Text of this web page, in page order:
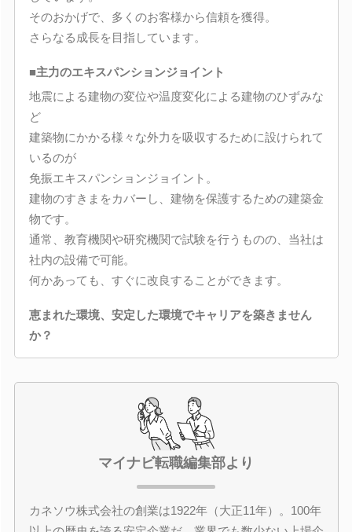
そのおかげで、多くのお客様から信頼を獲得。
さらなる成長を目指しています。
■主力のエキスパンションジョイント
地震による建物の変位や温度変化による建物のひずみな
ど
建築物にかかる様々な外力を吸収するために設けられて
いるのが
免振エキスパンションジョイント。
建物のすきまをカバーし、建物を保護するための建築金
物です。
通常、教育機関や研究機関で試験を行うものの、当社は
社内の設備で可能。
何かあっても、すぐに改良することができます。
恵まれた環境、安定した環境でキャリアを築きません
か？
マイナビ転職編集部より
カネソウ株式会社の創業は1922年（大正11年）。100年